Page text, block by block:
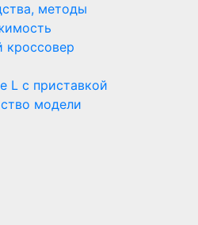
методы
L с приставкой
модели